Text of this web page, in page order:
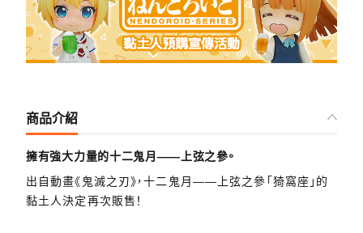
商品介紹
擁有強大力量的十二鬼月——上弦之參。
出自動畫《鬼滅之刃》，十二鬼月——上弦之參「猗窩座」的
黏土人決定再次販售！